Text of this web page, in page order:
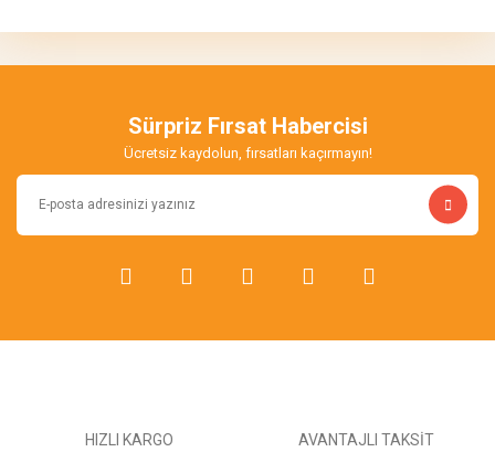
Yorum Yaz
Ürün bilgilerinde hatalar bulunuyor.
Ürün fiyatı diğer sitelerden daha pahalı.
Bu ürüne benzer farklı alternatifler olmalı.
Sürpriz Fırsat Habercisi
Ücretsiz kaydolun, fırsatları kaçırmayın!
HIZLI KARGO AVANTAJLI TAKSİT